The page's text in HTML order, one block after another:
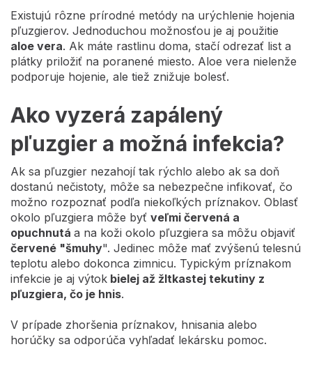
Existujú rôzne prírodné metódy na urýchlenie hojenia
pľuzgierov. Jednoduchou možnosťou je aj použitie
aloe vera. Ak máte rastlinu doma, stačí odrezať list a
plátky priložiť na poranené miesto. Aloe vera nielenže
podporuje hojenie, ale tiež znižuje bolesť.
Ako vyzerá zapálený
pľuzgier a možná infekcia?
Ak sa pľuzgier nezahojí tak rýchlo alebo ak sa doň
dostanú nečistoty, môže sa nebezpečne infikovať, čo
možno rozpoznať podľa niekoľkých príznakov. Oblasť
okolo pľuzgiera môže byť veľmi červená a
opuchnutá a na koži okolo pľuzgiera sa môžu objaviť
červené "šmuhy". Jedinec môže mať zvýšenú telesnú
teplotu alebo dokonca zimnicu. Typickým príznakom
infekcie je aj výtok bielej až žltkastej tekutiny z
pľuzgiera, čo je hnis.
V prípade zhoršenia príznakov, hnisania alebo
horúčky sa odporúča vyhľadať lekársku pomoc.